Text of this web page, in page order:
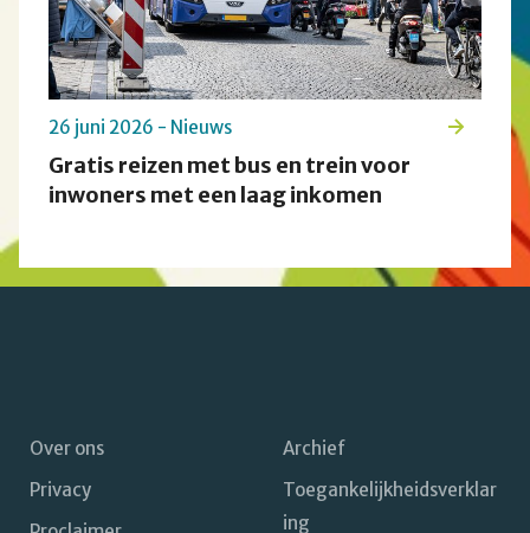
Gratis reizen met bus en trein voor
inwoners met een laag inkomen
26 juni 2026 - Nieuws
Footer
Over ons
Privacy
Archief
Toegankelijkheidsverklar
ing